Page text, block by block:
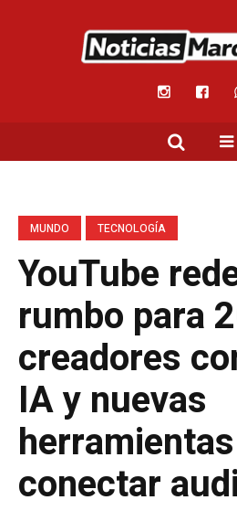
MUNDO TECNOLOGÍA
YouTube
rumbo para
creadores
IA y nuevas
conectar